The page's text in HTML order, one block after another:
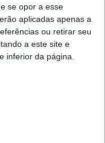
se opor a esse
aplicadas apenas a
ou retirar seu
a este site e
inferior da página.